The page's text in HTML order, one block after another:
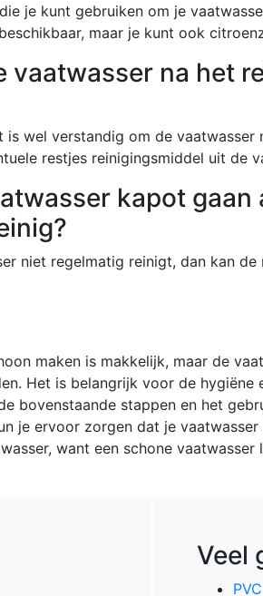
je kunt gebruiken om je
maar je kunt ook
vaatwasser na het
is wel verstandig om de
restjes reinigingsmiddel uit de
kapot gaan
niet regelmatig reinigt, dan kan
maken is makkelijk, maar de
Het is belangrijk voor de hygiëne
bovenstaande stappen en het
je ervoor zorgen dat je
want een schone
Veel